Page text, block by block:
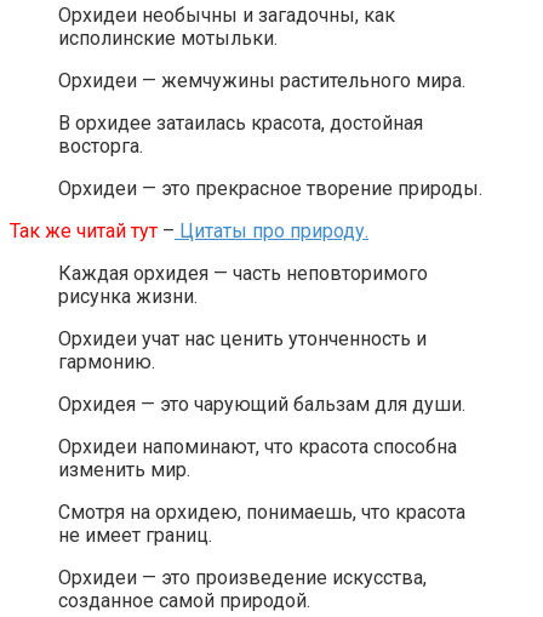
Орхидеи необычны и загадочны, как
исполинские мотыльки.
Орхидеи — жемчужины растительного мира.
В орхидее затаилась красота, достойная
восторга.
Орхидеи — это прекрасное творение природы.
Так же читай тут – Цитаты про природу.
Каждая орхидея — часть неповторимого
рисунка жизни.
Орхидеи учат нас ценить утонченность и
гармонию.
Орхидея — это чарующий бальзам для души.
Орхидеи напоминают, что красота способна
изменить мир.
Смотря на орхидею, понимаешь, что красота
не имеет границ.
Орхидеи — это произведение искусства,
созданное самой природой.